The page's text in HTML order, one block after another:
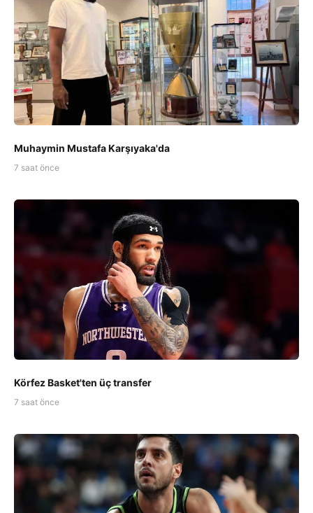
Muhaymin Mustafa Karşıyaka'da
7 saat önce
Körfez Basket'ten üç transfer
7 saat önce